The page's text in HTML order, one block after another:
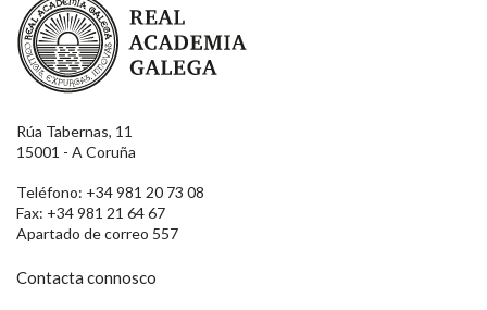
Rúa Tabernas, 11
15001 - A Coruña
Teléfono: +34 981 20 73 08
Fax: +34 981 21 64 67
Apartado de correo 557
Contacta connosco